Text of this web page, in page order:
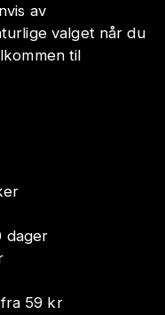
av
valget når du
til
dager
59 kr